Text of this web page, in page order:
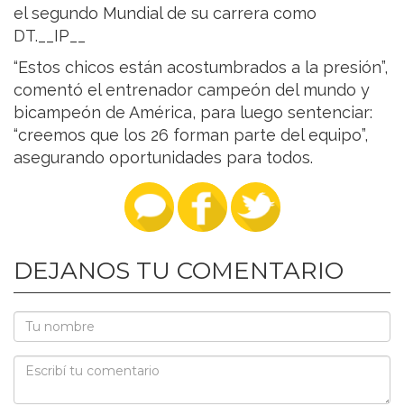
el segundo Mundial de su carrera como
DT.__IP__
“Estos chicos están acostumbrados a la presión”,
comentó el entrenador campeón del mundo y
bicampeón de América, para luego sentenciar:
“creemos que los 26 forman parte del equipo”,
asegurando oportunidades para todos.
DEJANOS TU COMENTARIO